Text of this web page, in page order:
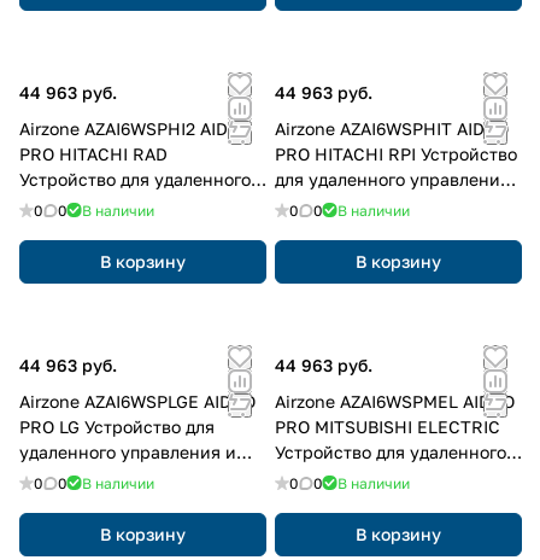
44 963 руб.
Airzone AZAI6WSPHI2 AIDOO
PRO HITACHI RAD
Устройство для удаленного
управления и интеграции
0 0 В наличии
В корзину
44 963 руб.
Airzone AZAI6WSPHIT AIDOO
PRO HITACHI RPI Устройство
для удаленного управления
и интеграции объектов
0 0 В наличии
В корзину
44 963 руб.
Airzone AZAI6WSPLGE AIDOO
PRO LG Устройство для
удаленного управления и
интеграции объектов через
0 0 В наличии
В корзину
44 963 руб.
Airzone AZAI6WSPMEL AIDOO
PRO MITSUBISHI ELECTRIC
Устройство для удаленного
управления и интеграции
0 0 В наличии
В корзину